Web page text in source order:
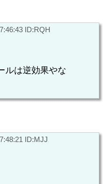
ID:RQH
ルは逆効果やな
ID:MJJ